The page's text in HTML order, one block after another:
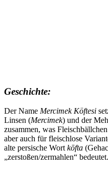
Geschichte:
Der Name Mercimek Köftesi
Linsen (Mercimek) und der
zusammen, was
aber auch für fleischlose
alte persische Wort kōfta
„zerstoßen/zermahlen“ bedeutet.